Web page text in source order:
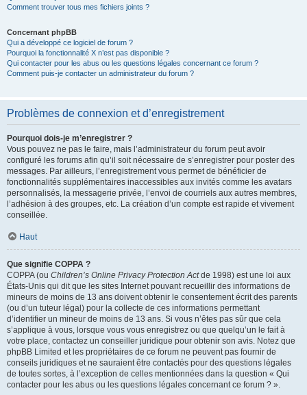
Comment trouver tous mes fichiers joints ?
Concernant phpBB
Qui a développé ce logiciel de forum ?
Pourquoi la fonctionnalité X n’est pas disponible ?
Qui contacter pour les abus ou les questions légales concernant ce forum ?
Comment puis-je contacter un administrateur du forum ?
Problèmes de connexion et d’enregistrement
Pourquoi dois-je m’enregistrer ?
Vous pouvez ne pas le faire, mais l’administrateur du forum peut avoir
configuré les forums afin qu’il soit nécessaire de s’enregistrer pour poster des
messages. Par ailleurs, l’enregistrement vous permet de bénéficier de
fonctionnalités supplémentaires inaccessibles aux invités comme les avatars
personnalisés, la messagerie privée, l’envoi de courriels aux autres membres,
l’adhésion à des groupes, etc. La création d’un compte est rapide et vivement
conseillée.
Haut
Que signifie COPPA ?
COPPA (ou Children’s Online Privacy Protection Actde 1998) est une loi aux
États-Unis qui dit que les sites Internet pouvant recueillir des informations de
mineurs de moins de 13 ans doivent obtenir le consentement écrit des parents
(ou d’un tuteur légal) pour la collecte de ces informations permettant
d’identifier un mineur de moins de 13 ans. Si vous n’êtes pas sûr que cela
s’applique à vous, lorsque vous vous enregistrez ou que quelqu’un le fait à
votre place, contactez un conseiller juridique pour obtenir son avis. Notez que
phpBB Limited et les propriétaires de ce forum ne peuvent pas fournir de
conseils juridiques et ne sauraient être contactés pour des questions légales
de toutes sortes, à l’exception de celles mentionnées dans la question « Qui
contacter pour les abus ou les questions légales concernant ce forum ? ».